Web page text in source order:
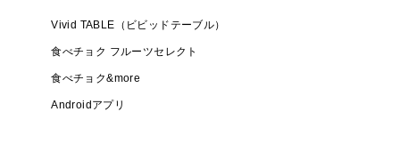
Vivid TABLE（ビビッドテーブル）
食べチョク フルーツセレクト
食べチョク&more
Androidアプリ